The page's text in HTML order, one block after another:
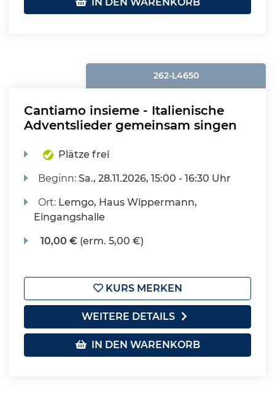
262-L4650
Cantiamo insieme - Italienische
Adventslieder gemeinsam singen
Plätze frei
Beginn:Sa., 28.11.2026, 15:00 - 16:30 Uhr
Ort: Lemgo, Haus Wippermann,
Eingangshalle
10,00 € (erm. 5,00 €)
KURS MERKEN
WEITERE DETAILS
IN DEN WARENKORB